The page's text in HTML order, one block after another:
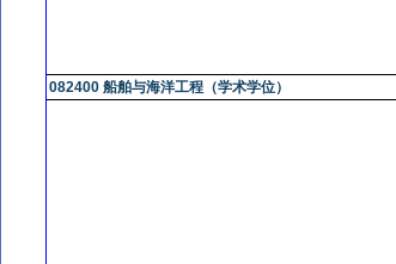
082400 船舶与海洋工程（学术学位）